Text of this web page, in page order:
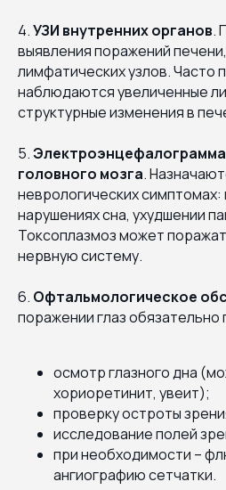
4.УЗИ внутренних органов.
выявления поражений
лимфатических узлов. Часто
наблюдаются увеличенные
структурные изменения в
5.
головного мозга.
неврологических симптомах:
нарушениях сна, ухудшении
Токсоплазмоз может
нервную систему.
6. Офтальмологическое
поражении глаз обязательно
осмотр глазного дна
хориоретинит, увеит);
проверку остроты
исследование полей
при необходимости –
ангиографию сетчатки.